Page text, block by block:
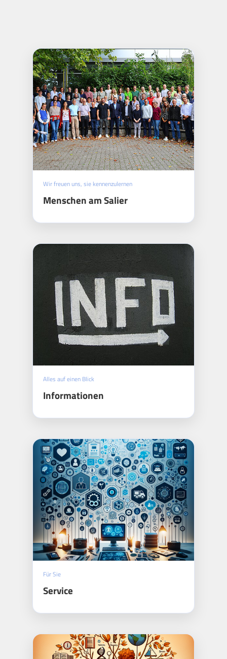
Wir freuen uns, sie kennenzulernen
Menschen am Salier
Alles auf einen Blick
Informationen
Für Sie
Service